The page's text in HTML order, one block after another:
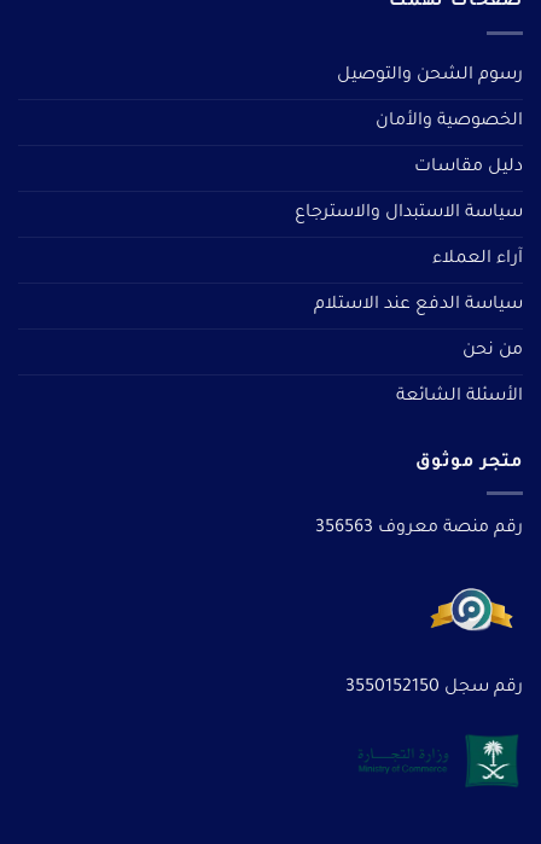
رسوم الشحن والتوصيل
الخصوصية والأمان
دليل مقاسات
سياسة الاستبدال والاسترجاع
آراء العملاء
سياسة الدفع عند الاستلام
من نحن
الأسئلة الشائعة
متجر موثوق
رقم منصة معروف 356563
رقم سجل 3550152150